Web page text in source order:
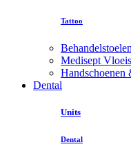
Tattoo
Behandelstoelen
Medisept
Handschoenen
Dental
Units
Dental